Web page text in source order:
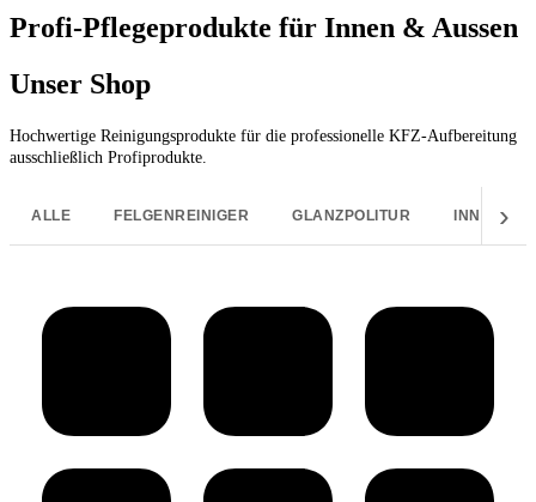
Profi-Pflegeprodukte für Innen & Aussen
Unser Shop
Hochwertige Reinigungsprodukte für die professionelle KFZ-Aufbereitung
ausschließlich Profiprodukte.
ALLE FELGENREINIGER GLANZPOLITUR ›